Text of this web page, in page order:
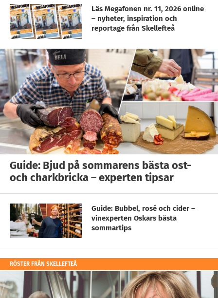
Läs Megafonen nr. 11, 2026 online
– nyheter, inspiration och
reportage från Skellefteå
Guide: Bjud på sommarens bästa ost-
och charkbricka – experten tipsar
Guide: Bubbel, rosé och cider –
vinexperten Oskars bästa
sommartips
RÖSTER FRÅN SKELLEFTEÅ